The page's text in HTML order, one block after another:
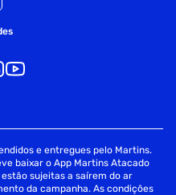
e entregues pelo Martins.
baixar o App Martins Atacado
sujeitas a saírem do ar
da campanha. As condições